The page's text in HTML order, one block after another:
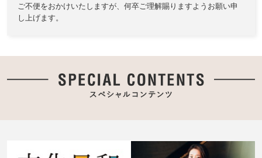
ご不便をおかけいたしますが、何卒ご理解賜りますようお願い申
し上げます。